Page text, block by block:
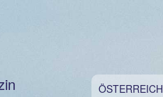
ÖSTERREICH